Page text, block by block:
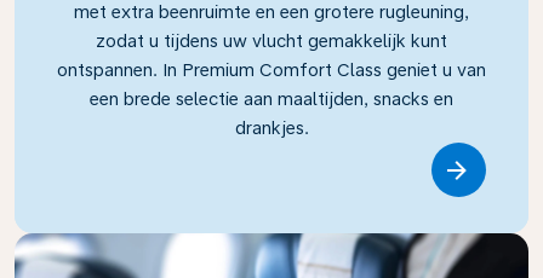
met extra beenruimte en een grotere rugleuning,
zodat u tijdens uw vlucht gemakkelijk kunt
ontspannen. In Premium Comfort Class geniet u van
een brede selectie aan maaltijden, snacks en
drankjes.